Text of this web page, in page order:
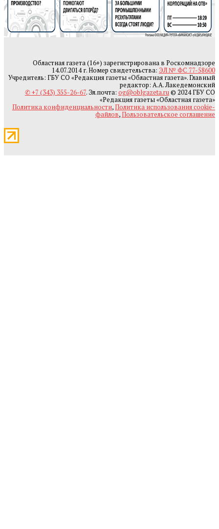
Областная газета (16+) зарегистрирована в Роскомнадзоре
14.07.2014 г. Номер свидетельства: ЭЛ № ФС 77-58600
Учредитель: ГБУ СО «Редакция газеты «Областная газета». Главный
редактор: А.А. Лакедемонский
✆ +7 (343) 355-26-67. Эл.почта: og@oblgazeta.ru© 2024 ГБУ СО
«Редакция газеты «Областная газета»
Политика конфиденциальности,Политика использования cookie-
файлов,Пользовательское соглашение